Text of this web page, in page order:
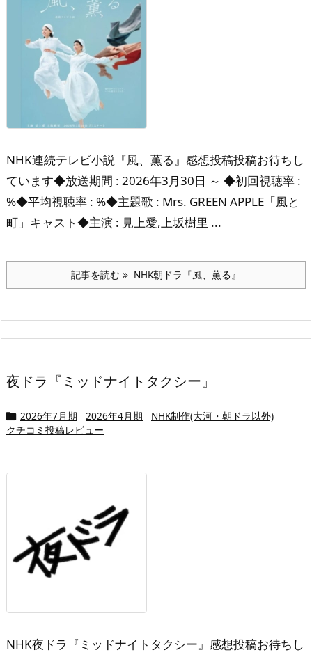
NHK連続テレビ小説『風、薫る』感想投稿投稿お待ちし
ています◆放送期間 : 2026年3月30日 ～ ◆初回視聴率 :
%◆平均視聴率 : %◆主題歌 : Mrs. GREEN APPLE「風と
町」キャスト◆主演 : 見上愛,上坂樹里 ...
記事を読む NHK朝ドラ『風、薫る』
夜ドラ『ミッドナイトタクシー』
 2026年7月期 2026年4月期
NHK制作(大河・朝ドラ以外)
クチコミ投稿レビュー
NHK夜ドラ『ミッドナイトタクシー』感想投稿お待ちし